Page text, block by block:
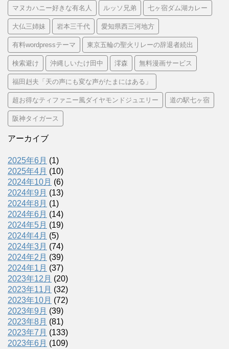
マヌカハニー好きな有名人 ルッソ兄弟 七ヶ宿ダム湖カレー
大仏三姉妹 岩本三千代 愛知県西三河地方
有料wordpressテーマ 東京五輪の聖火リレーの辞退者続出
検索避け 沖縄しいたけ田中 澪森 無料漫画サービス
福田赳夫「天の声にも変な声がたまにはある」
超お得なティファニー風ダイヤモンドジュエリー 道の駅七ヶ宿
阪神タイガース
アーカイブ
2025年6月 (1)
2025年4月 (10)
2024年10月 (6)
2024年9月 (13)
2024年8月 (1)
2024年6月 (14)
2024年5月 (19)
2024年4月 (5)
2024年3月 (74)
2024年2月 (39)
2024年1月 (37)
2023年12月 (20)
2023年11月 (32)
2023年10月 (72)
2023年9月 (39)
2023年8月 (81)
2023年7月 (133)
2023年6月 (109)